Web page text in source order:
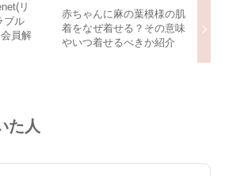
リ
ブル
員解
赤ちゃんに麻の葉模様の肌
着をなぜ着せる？その意味
やいつ着せるべきか紹介
た人